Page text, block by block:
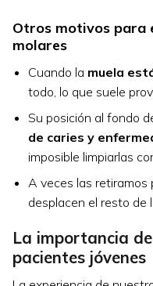
Otros motivos para
molares
Cuando la muela
todo, lo que suele
Su posición al fondo
de caries y
imposible limpiarlas
A veces las retiramos
desplacen el resto de
La importancia
pacientes jóvenes